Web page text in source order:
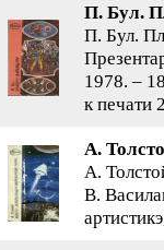
П. Бул.
П. Бул.
1978. –
к печати
А.
А.
В.